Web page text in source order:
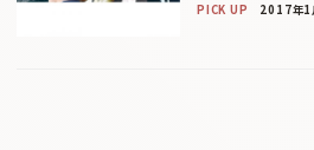
PICK UP 2017年1